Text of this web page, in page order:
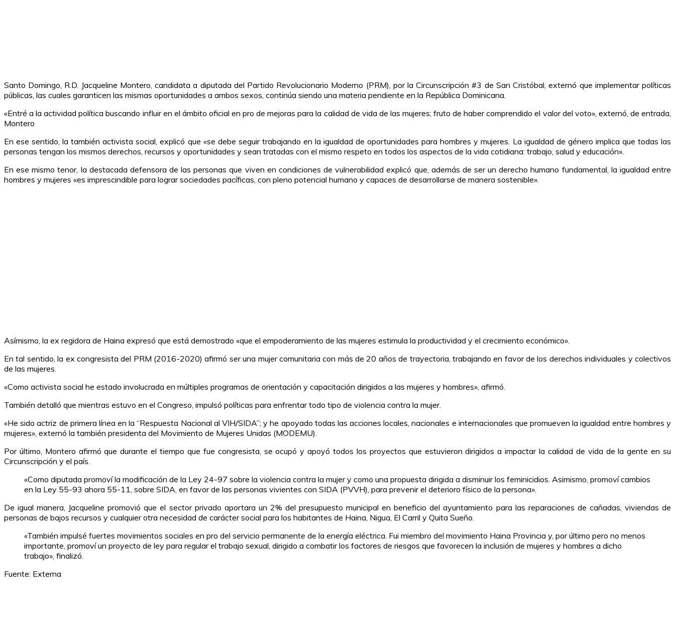
Santo Domingo, R.D. Jacqueline Montero, candidata a diputada del Partido Revolucionario Moderno (PRM), por la Circunscripción #3 de San Cristóbal, externó que implementar políticas
públicas, las cuales garanticen las mismas oportunidades a ambos sexos, continúa siendo una materia pendiente en la República Dominicana.
«Entré a la actividad política buscando influir en el ámbito oficial en pro de mejoras para la calidad de vida de las mujeres; fruto de haber comprendido el valor del voto», externó, de entrada,
Montero
En ese sentido, la también activista social, explicó que «se debe seguir trabajando en la igualdad de oportunidades para hombres y mujeres. La igualdad de género implica que todas las
personas tengan los mismos derechos, recursos y oportunidades y sean tratadas con el mismo respeto en todos los aspectos de la vida cotidiana: trabajo, salud y educación».
En ese mismo tenor, la destacada defensora de las personas que viven en condiciones de vulnerabilidad explicó que, además de ser un derecho humano fundamental, la igualdad entre
hombres y mujeres «es imprescindible para lograr sociedades pacíficas, con pleno potencial humano y capaces de desarrollarse de manera sostenible».
Asímismo, la ex regidora de Haina expresó que está demostrado «que el empoderamiento de las mujeres estimula la productividad y el crecimiento económico».
En tal sentido, la ex congresista del PRM (2016-2020) afirmó ser una mujer comunitaria con más de 20 años de trayectoria, trabajando en favor de los derechos individuales y colectivos
de las mujeres.
«Como activista social he estado involucrada en múltiples programas de orientación y capacitación dirigidos a las mujeres y hombres», afirmó.
También detalló que mientras estuvo en el Congreso, impulsó políticas para enfrentar todo tipo de violencia contra la mujer.
«He sido actriz de primera línea en la “Respuesta Nacional al VIH/SIDA”; y he apoyado todas las acciones locales, nacionales e internacionales que promueven la igualdad entre hombres y
mujeres», externó la también presidenta del Movimiento de Mujeres Unidas (MODEMU).
Por último, Montero afirmó que durante el tiempo que fue congresista, se ocupó y apoyó todos los proyectos que estuvieron dirigidos a impactar la calidad de vida de la gente en su
Circunscripción y el país.
«Como diputada promoví la modificación de la Ley 24-97 sobre la violencia contra la mujer y como una propuesta dirigida a disminuir los feminicidios. Asimismo, promoví cambios
en la Ley 55-93 ahora 55-11, sobre SIDA, en favor de las personas vivientes con SIDA (PVVH), para prevenir el deterioro físico de la persona».
De igual manera, Jacqueline promovió que el sector privado aportara un 2% del presupuesto municipal en beneficio del ayuntamiento para las reparaciones de cañadas, viviendas de
personas de bajos recursos y cualquier otra necesidad de carácter social para los habitantes de Haina, Nigua, El Carril y Quita Sueño.
«También impulsé fuertes movimientos sociales en pro del servicio permanente de la energía eléctrica. Fui miembro del movimiento Haina Provincia y, por último pero no menos
importante, promoví un proyecto de ley para regular el trabajo sexual, dirigido a combatir los factores de riesgos que favorecen la inclusión de mujeres y hombres a dicho
trabajo», finalizó.
Fuente: Externa